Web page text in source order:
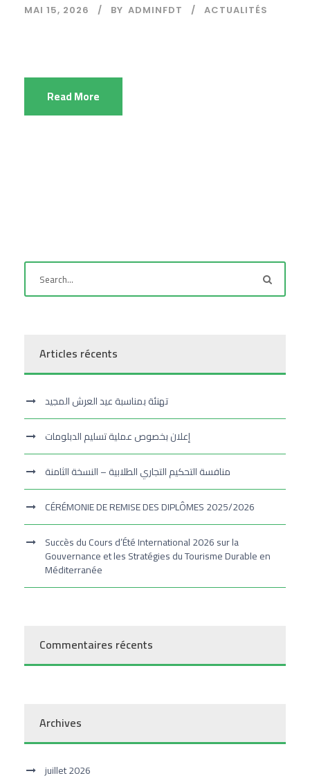
MAI 15, 2026 BY ADMINFDT ACTUALITÉS
Read More
Articles récents
تهنئة بمناسبة عيد العرش المجيد
إعلان بخصوص عملية تسليم الدبلومات
منافسة التحكيم التجاري الطلابية – النسخة الثامنة
CÉRÉMONIE DE REMISE DES DIPLÔMES 2025/2026
Succès du Cours d’Été International 2026 sur la
Gouvernance et les Stratégies du Tourisme Durable en
Méditerranée
Commentaires récents
Archives
juillet 2026